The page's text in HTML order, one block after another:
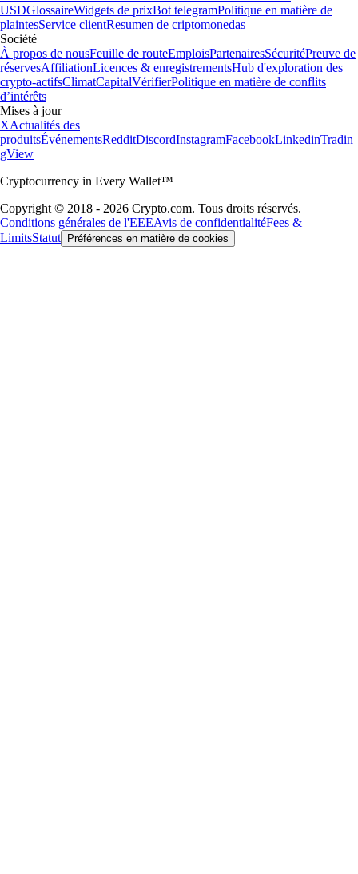
USDGlossaireWidgets de prixBot telegramPolitique en matière de
plaintesService clientResumen de criptomonedas
Société
À propos de nousFeuille de routeEmploisPartenairesSécuritéPreuve de
réservesAffiliationLicences & enregistrementsHub d'exploration des
crypto-actifsClimatCapitalVérifierPolitique en matière de conflits
d’intérêts
Mises à jour
XActualités des
produitsÉvénementsRedditDiscordInstagramFacebookLinkedinTradin
gView
Cryptocurrency in Every Wallet™
Copyright © 2018 - 2026 Crypto.com. Tous droits réservés.
Conditions générales de l'EEEAvis de confidentialitéFees &
LimitsStatut Préférences en matière de cookies